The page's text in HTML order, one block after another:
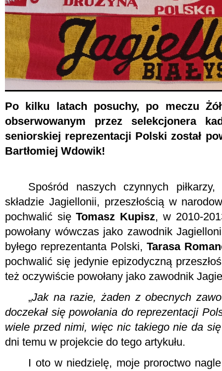
Po kilku latach posuchy, po meczu
obserwowanym przez selekcjonera
seniorskiej reprezentacji Polski został
Bartłomiej Wdowik!
Spośród naszych czynnych
składzie Jagiellonii, przeszłością w
pochwalić sięTomasz Kupisz, w 2010-
powołany wówczas jako zawodnik
byłego reprezentanta Polski, Tarasa
pochwalić się jedynie epizodyczną
też oczywiście powołany jako zawodnik
„Jak na razie, żaden z obecnych
doczekał się powołania do reprezentacji
wiele przed nimi, więc nic takiego nie da
dni temu w projekcie do tego artykułu.
I oto w niedzielę, moje proroctwo